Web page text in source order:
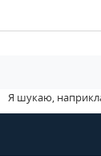
Я шукаю,